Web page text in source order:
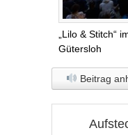
„Lilo & Stitch“
Gütersloh
Beitrag